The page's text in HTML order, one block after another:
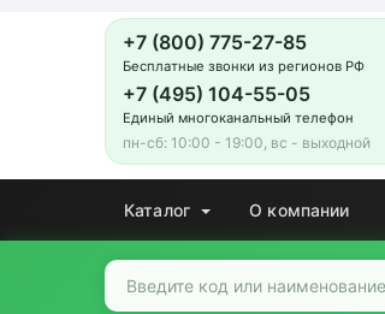
+7 (800) 775-27-85
Бесплатные звонки из регионов РФ
+7 (495) 104-55-05
Единый многоканальный телефон
пн-сб: 10:00 - 19:00, вс - выходной
Каталог О компании